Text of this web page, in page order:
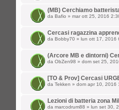
(MB) Cerchiamo
da Bafio » mar ott 25, 2016
Cercasi ragazzina
da Bobby70 » lun ott 17, 2016
(Arcore MB e dintorni)
da ObZen98 » dom set 25,
[TO & Prov] Cercasi
da Tekken » dom apr 10, 2016
Lezioni di batteria zona
da marcodrum88 » lun set 30,